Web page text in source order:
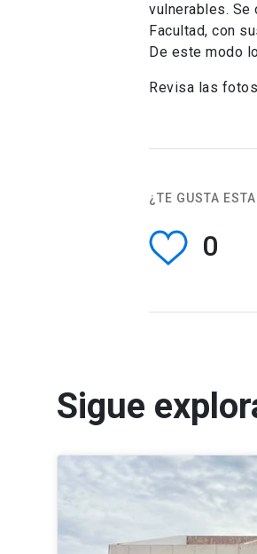
vulnerables. Se
Facultad, con
De este modo
Revisa las
¿TE GUSTA
0
Sigue